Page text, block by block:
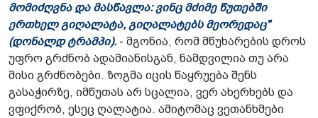
მომიძღვნა და მასწავლა: ვინც მძიმე წუთებში
ერთხელ გიღალატა, გიღალატებს მეორედაც"
(დონალდ ტრამპი). - მგონია, რომ მწუხარების დროს
უფრო გრძნობ ადამიანისგან, ნამდვილია თუ არა
მისი გრძნობები. ზოგმა იცის წაყრუება შენს
გასაჭირზე, იმწუთას არ სცალია, ვერ ახერხებს და
ვფიქრობ, ესეც ღალატია. ამიტომაც ვეთანხმები